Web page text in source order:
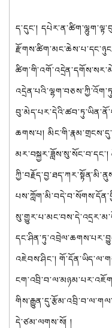
ད་དུང་།
ཆགས་པ།
འཇེབས་ཤིང་།
དེ་ཙམ་ལགས་སོ། །